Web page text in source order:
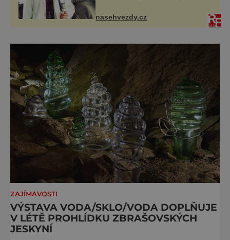
uměleckého nebe. Kdysi někdo z
nasehvezdy.cz
ZAJÍMAVOSTI
VÝSTAVA VODA/SKLO/VODA DOPLŇUJE
V LÉTĚ PROHLÍDKU ZBRAŠOVSKÝCH
JESKYNÍ